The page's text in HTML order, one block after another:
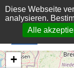
Cookie-Einstellungen
Diese Webseite
analysieren.
Alle
+